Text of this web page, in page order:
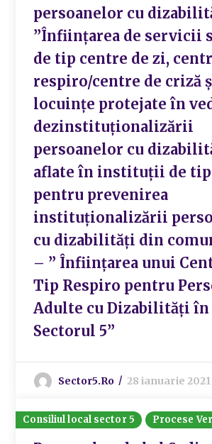
persoanelor cu
”Înființarea de servicii
de tip centre de zi,
respiro/centre de criză
locuințe protejate în
dezinstituționalizării
persoanelor cu
aflate în instituții de tip
pentru prevenirea
instituționalizării
cu dizabilități din
– ” Înființarea unui
Tip Respiro pentru
Adulte cu Dizabilități în
Sectorul 5”
Sector5.ro 28 ianuarie 2021
Consiliul local sector 5 Procese